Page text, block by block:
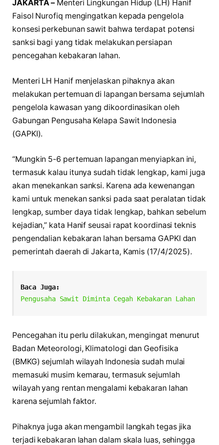
JAKARTA – Menteri Lingkungan Hidup (LH) Hanif
Faisol Nurofiq mengingatkan kepada pengelola
konsesi perkebunan sawit bahwa terdapat potensi
sanksi bagi yang tidak melakukan persiapan
pencegahan kebakaran lahan.
Menteri LH Hanif menjelaskan pihaknya akan
melakukan pertemuan di lapangan bersama sejumlah
pengelola kawasan yang dikoordinasikan oleh
Gabungan Pengusaha Kelapa Sawit Indonesia
(GAPKI).
“Mungkin 5-6 pertemuan lapangan menyiapkan ini,
termasuk kalau itunya sudah tidak lengkap, kami juga
akan menekankan sanksi. Karena ada kewenangan
kami untuk menekan sanksi pada saat peralatan tidak
lengkap, sumber daya tidak lengkap, bahkan sebelum
kejadian,” kata Hanif seusai rapat koordinasi teknis
pengendalian kebakaran lahan bersama GAPKI dan
pemerintah daerah di Jakarta, Kamis (17/4/2025).
Baca Juga:
Pengusaha Sawit Diminta Cegah Kebakaran Lahan
Pencegahan itu perlu dilakukan, mengingat menurut
Badan Meteorologi, Klimatologi dan Geofisika
(BMKG) sejumlah wilayah Indonesia sudah mulai
memasuki musim kemarau, termasuk sejumlah
wilayah yang rentan mengalami kebakaran lahan
karena sejumlah faktor.
Pihaknya juga akan mengambil langkah tegas jika
terjadi kebakaran lahan dalam skala luas, sehingga